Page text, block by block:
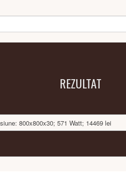
REZULTAT
800x800x30; 571 Watt; 14469 lei